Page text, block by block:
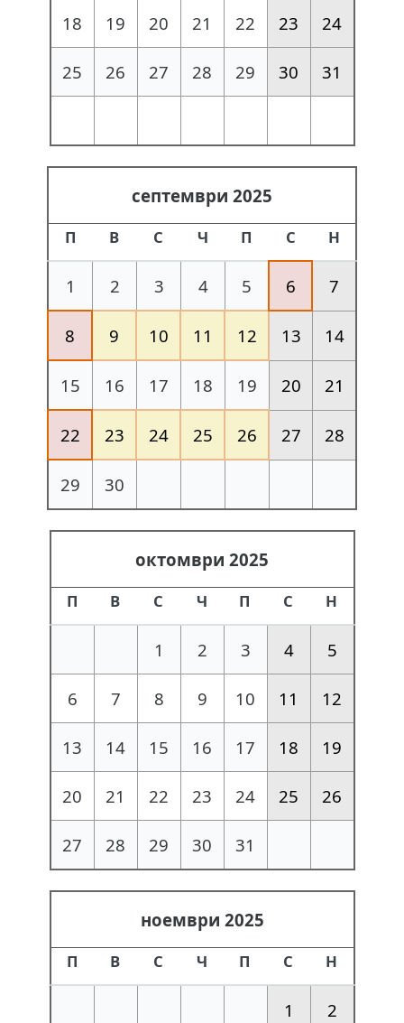
18 19 20 21 22 23 24
25 26 27 28 29 30 31
септември 2025
П В С Ч П С Н
1 2 3 4 5 6 7
8 9 10 11 12 13 14
15 16 17 18 19 20 21
22 23 24 25 26 27 28
29 30
октомври 2025
П В С Ч П С Н
1 2 3 4 5
6 7 8 9 10 11 12
13 14 15 16 17 18 19
20 21 22 23 24 25 26
27 28 29 30 31
ноември 2025
П В С Ч П С Н
1 2